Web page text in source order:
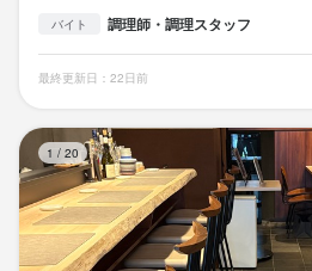
バイト 調理師・調理スタッフ
最終更新日：22日前
1 / 20